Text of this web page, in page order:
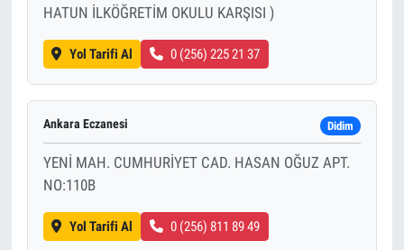
HATUN İLKÖĞRETİM OKULU KARŞISI )
Yol Tarifi Al 0 (256) 225 21 37
Ankara Eczanesi Didim
YENİ MAH. CUMHURİYET CAD. HASAN OĞUZ APT.
NO:110B
Yol Tarifi Al 0 (256) 811 89 49